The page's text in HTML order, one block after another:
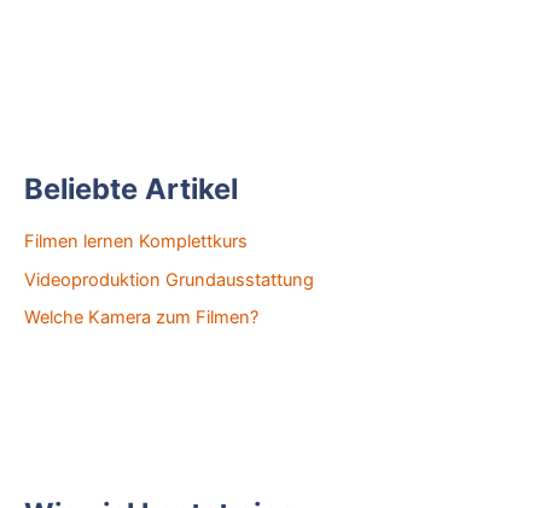
Beliebte Artikel
Filmen lernen Komplettkurs
Videoproduktion Grundausstattung
Welche Kamera zum Filmen?